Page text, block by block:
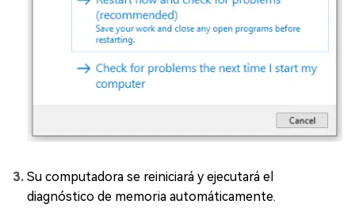
Su computadora se reiniciará y ejecutará el
diagnóstico de memoria automáticamente.